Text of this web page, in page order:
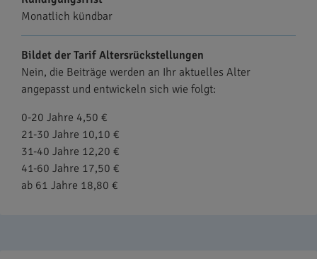
Monatlich kündbar
Bildet der Tarif Altersrückstellungen
Nein, die Beiträge werden an Ihr aktuelles Alter
angepasst und entwickeln sich wie folgt:
0-20 Jahre 4,50 €
21-30 Jahre 10,10 €
31-40 Jahre 12,20 €
41-60 Jahre 17,50 €
ab 61 Jahre 18,80 €